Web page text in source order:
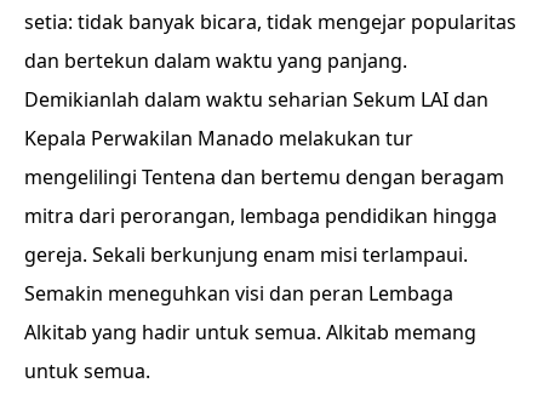
setia: tidak banyak bicara, tidak mengejar popularitas
dan bertekun dalam waktu yang panjang.
Demikianlah dalam waktu seharian Sekum LAI dan
Kepala Perwakilan Manado melakukan tur
mengelilingi Tentena dan bertemu dengan beragam
mitra dari perorangan, lembaga pendidikan hingga
gereja. Sekali berkunjung enam misi terlampaui.
Semakin meneguhkan visi dan peran Lembaga
Alkitab yang hadir untuk semua. Alkitab memang
untuk semua.